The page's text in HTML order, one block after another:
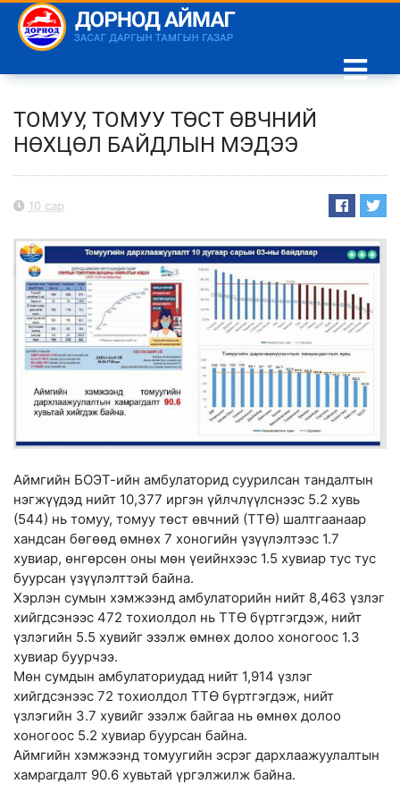
ТОМУУ, ТОМУУ ТӨСТ ӨВЧНИЙ
НӨХЦӨЛ БАЙДЛЫН МЭДЭЭ
10 сар
Аймгийн БОЭТ-ийн амбулаторид суурилсан тандалтын
нэгжүүдэд нийт 10,377 иргэн үйлчлүүлснээс 5.2 хувь
(544) нь томуу, томуу төст өвчний (ТТӨ) шалтгаанаар
хандсан бөгөөд өмнөх 7 хоногийн үзүүлэлтээс 1.7
хувиар, өнгөрсөн оны мөн үеийнхээс 1.5 хувиар тус тус
буурсан үзүүлэлттэй байна.
Хэрлэн сумын хэмжээнд амбулаторийн нийт 8,463 үзлэг
хийгдсэнээс 472 тохиолдол нь ТТӨ бүртгэгдэж, нийт
үзлэгийн 5.5 хувийг эзэлж өмнөх долоо хоногоос 1.3
хувиар буурчээ.
Мөн сумдын амбулаториудад нийт 1,914 үзлэг
хийгдсэнээс 72 тохиолдол ТТӨ бүртгэгдэж, нийт
үзлэгийн 3.7 хувийг эзэлж байгаа нь өмнөх долоо
хоногоос 5.2 хувиар буурсан байна.
Аймгийн хэмжээнд томуугийн эсрэг дархлаажуулалтын
хамрагдалт 90.6 хувьтай үргэлжилж байна.